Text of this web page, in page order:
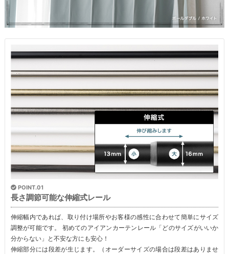
POINT.01
長さ調節可能な伸縮式レール
伸縮幅内であれば、取り付け場所やお客様の感性に合わせて簡単にサイズ
調整が可能です。 初めてのアイアンカーテンレール「どのサイズがいいか
分からない」と不安な方にも安心！
伸縮部分には段差が生じます。（オーダーサイズの場合は段差はありませ